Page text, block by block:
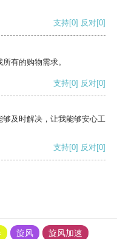
支持[0] 反对[0]
有的购物需求。
支持[0] 反对[0]
及时解决，让我能够安心工
支持[0] 反对[0]
旋风
旋风加速